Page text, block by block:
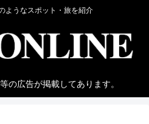
ようなスポット・旅を紹介
の広告が掲載してあります。